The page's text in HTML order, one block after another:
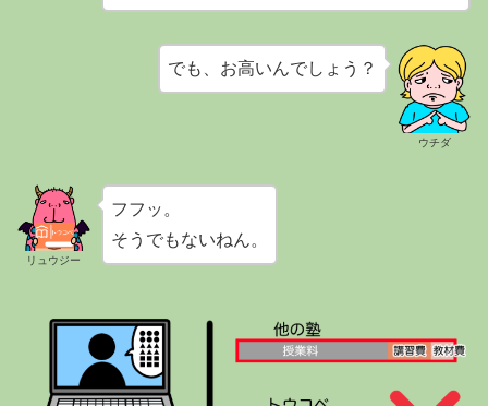
ウチダ
でも、お高いんでしょう？
リュウジー
フフッ。
そうでもないねん。